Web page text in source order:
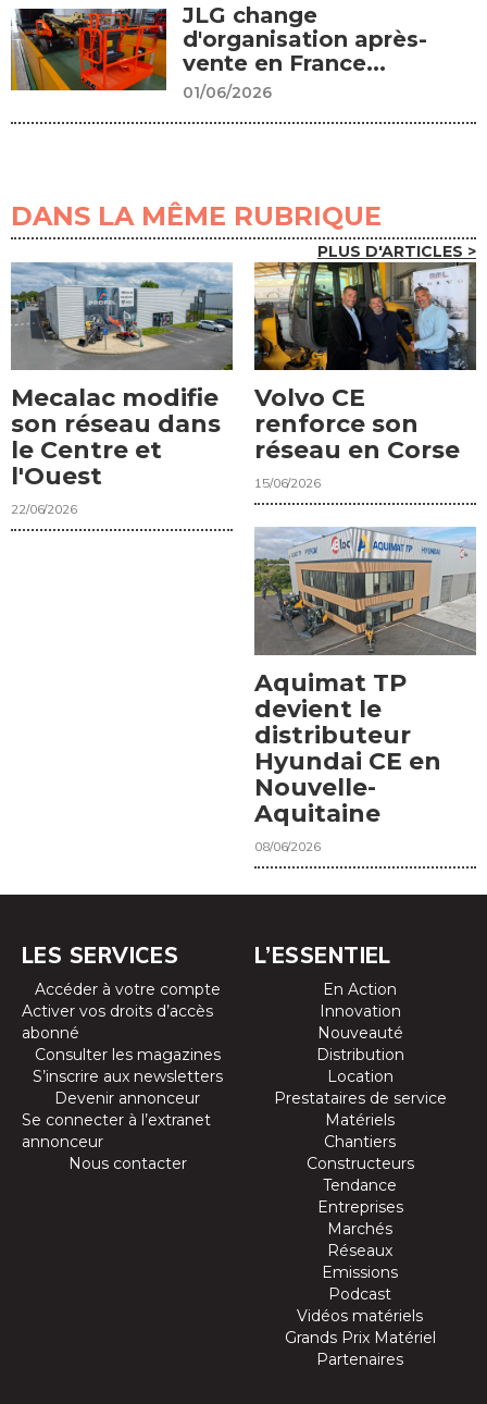
JLG change
d'organisation après-
vente en France...
01/06/2026
DANS LA MÊME RUBRIQUE
PLUS D'ARTICLES >
Mecalac modifie
son réseau dans
le Centre et
l'Ouest
22/06/2026
Volvo CE
renforce son
réseau en Corse
15/06/2026
Aquimat TP
devient le
distributeur
Hyundai CE en
Nouvelle-
Aquitaine
08/06/2026
LES SERVICES
Accéder à votre compte
Activer vos droits d’accès
abonné
Consulter les magazines
S’inscrire aux newsletters
Devenir annonceur
Se connecter à l’extranet
annonceur
Nous contacter
L’ESSENTIEL
En Action
Innovation
Nouveauté
Distribution
Location
Prestataires de service
Matériels
Chantiers
Constructeurs
Tendance
Entreprises
Marchés
Réseaux
Emissions
Podcast
Vidéos matériels
Grands Prix Matériel
Partenaires